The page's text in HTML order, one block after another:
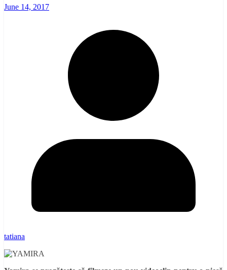
June 14, 2017
tatiana